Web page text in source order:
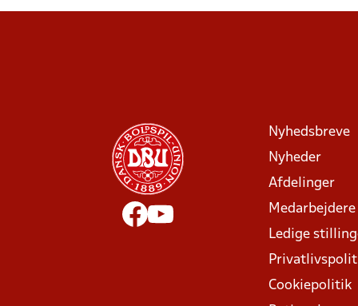
Nyhedsbreve
Nyheder
Afdelinger
Medarbejdere
Ledige
Cookiepolitik